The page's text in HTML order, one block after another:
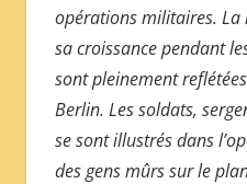
opérations militaires.
sa croissance pendant
sont pleinement
Berlin. Les soldats,
se sont illustrés dans
des gens mûrs sur le